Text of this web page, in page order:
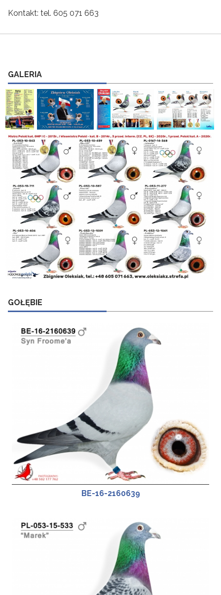
Kontakt: tel. 605 071 663
GALERIA
GOŁĘBIE
BE-16-2160639